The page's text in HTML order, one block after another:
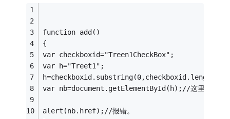
function add()
{
var checkboxid="Treen1CheckBox";
var h="Treet1";
h=checkboxid.substring(0,checkboxid.length-8)
var nb=document.getElementById(h);//这里 对象是
alert(nb.href);//报错。